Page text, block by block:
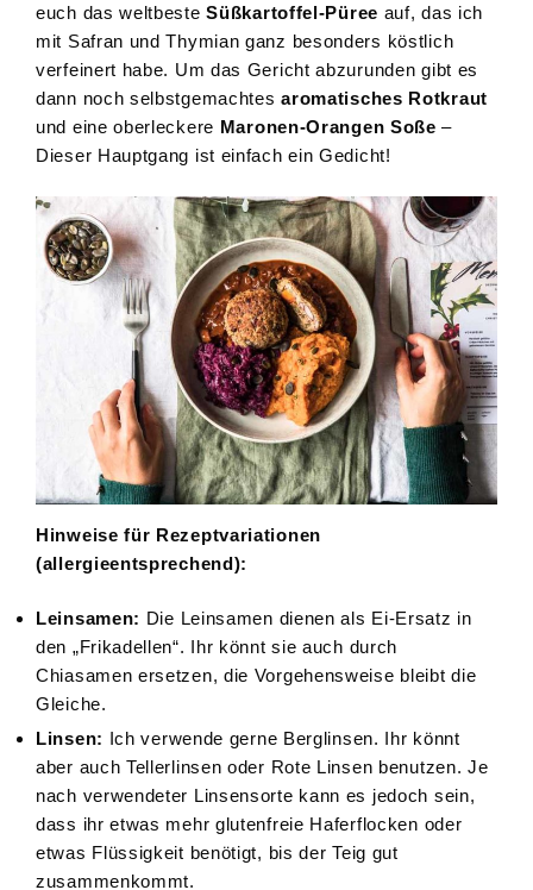
euch das weltbesteSüßkartoffel-Püree auf, das ich
mit Safran und Thymian ganz besonders köstlich
verfeinert habe. Um das Gericht abzurunden gibt es
dann noch selbstgemachtesaromatisches Rotkraut
und eine oberleckere Maronen-Orangen Soße –
Dieser Hauptgang ist einfach ein Gedicht!
Hinweise für Rezeptvariationen
(allergieentsprechend):
Leinsamen: Die Leinsamen dienen als Ei-Ersatz in
den „Frikadellen“. Ihr könnt sie auch durch
Chiasamen ersetzen, die Vorgehensweise bleibt die
Gleiche.
Linsen:
Ich verwende gerne Berglinsen. Ihr könnt
aber auch Tellerlinsen oder Rote Linsen benutzen. Je
nach verwendeter Linsensorte kann es jedoch sein,
dass ihr etwas mehr glutenfreie Haferflocken oder
etwas Flüssigkeit benötigt, bis der Teig gut
zusammenkommt.